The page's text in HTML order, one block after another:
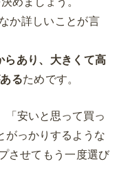
か詳しいことが言
らあり、大きくて高
るためです。
「安いと思って買っ
がっかりするような
させてもう一度選び